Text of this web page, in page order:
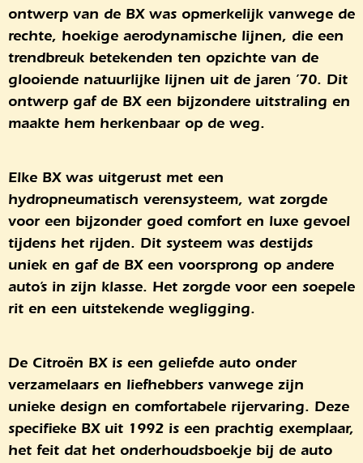
ontwerp van de BX was opmerkelijk vanwege de
rechte, hoekige aerodynamische lijnen, die een
trendbreuk betekenden ten opzichte van de
glooiende natuurlijke lijnen uit de jaren ’70. Dit
ontwerp gaf de BX een bijzondere uitstraling en
maakte hem herkenbaar op de weg.
Elke BX was uitgerust met een
hydropneumatisch verensysteem, wat zorgde
voor een bijzonder goed comfort en luxe gevoel
tijdens het rijden. Dit systeem was destijds
uniek en gaf de BX een voorsprong op andere
auto’s in zijn klasse. Het zorgde voor een soepele
rit en een uitstekende wegligging.
De Citroën BX is een geliefde auto onder
verzamelaars en liefhebbers vanwege zijn
unieke design en comfortabele rijervaring. Deze
specifieke BX uit 1992 is een prachtig exemplaar,
het feit dat het onderhoudsboekje bij de auto